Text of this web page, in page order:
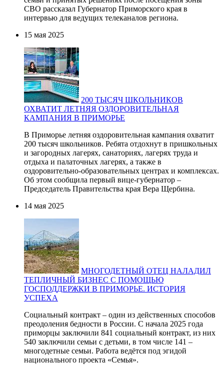
СВО рассказал Губернатор Приморского края в
интервью для ведущих телеканалов региона.
15 мая 2025
200 ТЫСЯЧ ШКОЛЬНИКОВ
ОХВАТИТ ЛЕТНЯЯ ОЗДОРОВИТЕЛЬНАЯ
КАМПАНИЯ В ПРИМОРЬЕ
В Приморье летняя оздоровительная кампания охватит
200 тысяч школьников. Ребята отдохнут в пришкольных
и загородных лагерях, санаториях, лагерях труда и
отдыха и палаточных лагерях, а также в
оздоровительно-образовательных центрах и комплексах.
Об этом сообщила первый вице-губернатор –
Председатель Правительства края Вера Щербина.
14 мая 2025
МНОГОДЕТНЫЙ ОТЕЦ НАЛАДИЛ
ТЕПЛИЧНЫЙ БИЗНЕС С ПОМОЩЬЮ
ГОСПОДДЕРЖКИ В ПРИМОРЬЕ. ИСТОРИЯ
УСПЕХА
Социальный контракт – один из действенных способов
преодоления бедности в России. С начала 2025 года
приморцы заключили 841 социальный контракт, из них
540 заключили семьи с детьми, в том числе 141 –
многодетные семьи. Работа ведётся под эгидой
национального проекта «Семья».